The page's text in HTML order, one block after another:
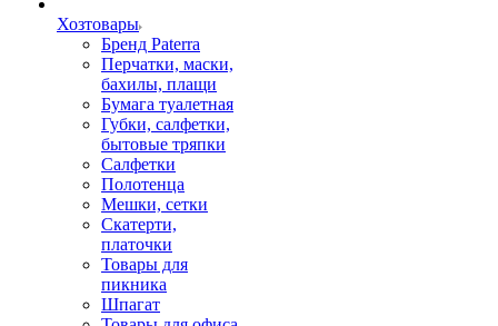
Хозтовары
Бренд Paterra
Перчатки, маски,
бахилы, плащи
Бумага туалетная
Губки, салфетки,
бытовые тряпки
Салфетки
Полотенца
Мешки, сетки
Скатерти,
платочки
Товары для
пикника
Шпагат